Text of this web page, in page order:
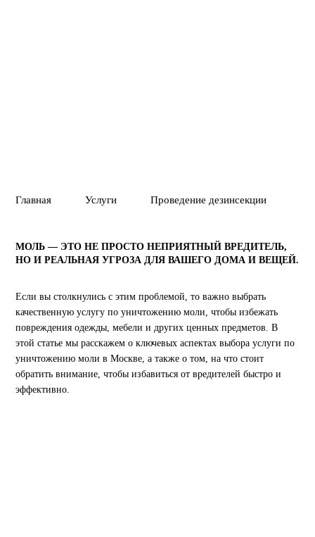
Главная Услуги Проведение дезинсекции
МОЛЬ — ЭТО НЕ ПРОСТО НЕПРИЯТНЫЙ ВРЕДИТЕЛЬ,
НО И РЕАЛЬНАЯ УГРОЗА ДЛЯ ВАШЕГО ДОМА И ВЕЩЕЙ.
Если вы столкнулись с этим проблемой, то важно выбрать
качественную услугу по уничтожению моли, чтобы избежать
повреждения одежды, мебели и других ценных предметов. В
этой статье мы расскажем о ключевых аспектах выбора услуги по
уничтожению моли в Москве, а также о том, на что стоит
обратить внимание, чтобы избавиться от вредителей быстро и
эффективно.